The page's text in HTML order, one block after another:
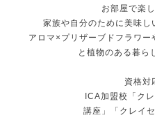
お部屋で楽
家族や自分のために美味し
アロマ×プリザーブドフラワー
と植物のある暮ら
資格対
ICA加盟校「ク
講座」「クレイ